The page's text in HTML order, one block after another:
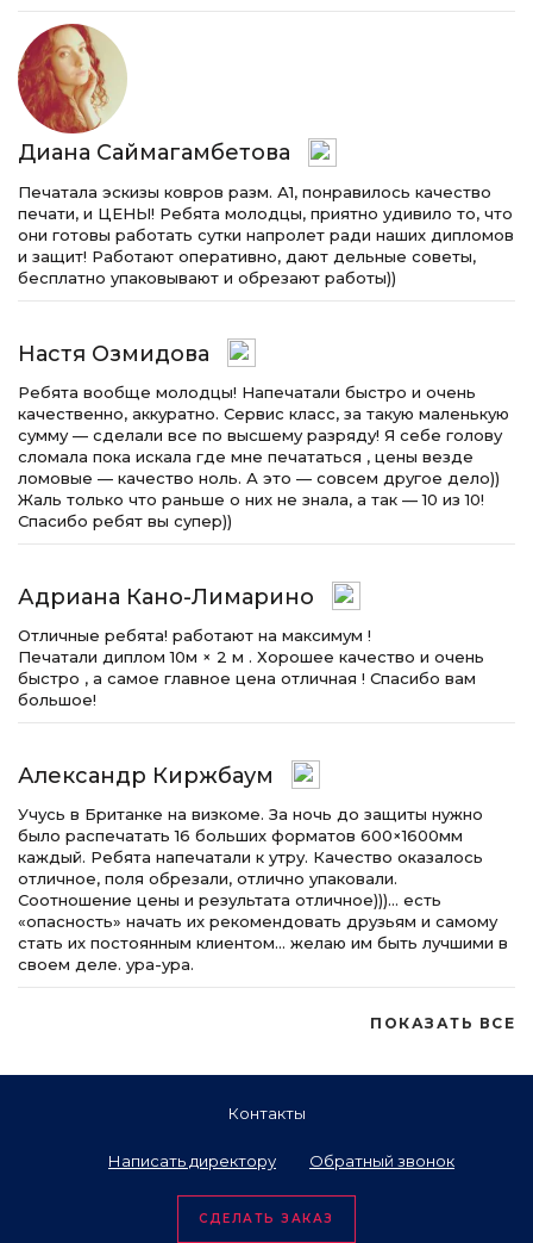
Диана Саймагамбетова
Печатала эскизы ковров разм. А1, понравилось качество
печати, и ЦЕНЫ! Ребята молодцы, приятно удивило то, что
они готовы работать сутки напролет ради наших дипломов
и защит! Работают оперативно, дают дельные советы,
бесплатно упаковывают и обрезают работы))
Настя Озмидова
Ребята вообще молодцы! Напечатали быстро и очень
качественно, аккуратно. Сервис класс, за такую маленькую
сумму — сделали все по высшему разряду! Я себе голову
сломала пока искала где мне печататься , цены везде
ломовые — качество ноль. А это — совсем другое дело))
Жаль только что раньше о них не знала, а так — 10 из 10!
Спасибо ребят вы супер))
Адриана Кано-Лимарино
Отличные ребята! работают на максимум !
Печатали диплом 10м × 2 м . Хорошее качество и очень
быстро , а самое главное цена отличная ! Спасибо вам
большое!
Александр Киржбаум
Учусь в Британке на визкоме. За ночь до защиты нужно
было распечатать 16 больших форматов 600×1600мм
каждый. Ребята напечатали к утру. Качество оказалось
отличное, поля обрезали, отлично упаковали.
Соотношение цены и результата отличное)))… есть
«опасность» начать их рекомендовать друзьям и самому
стать их постоянным клиентом… желаю им быть лучшими в
своем деле. ура-ура.
ПОКАЗАТЬ ВСЕ
Контакты
Написать директору Обратный звонок
СДЕЛАТЬ ЗАКАЗ